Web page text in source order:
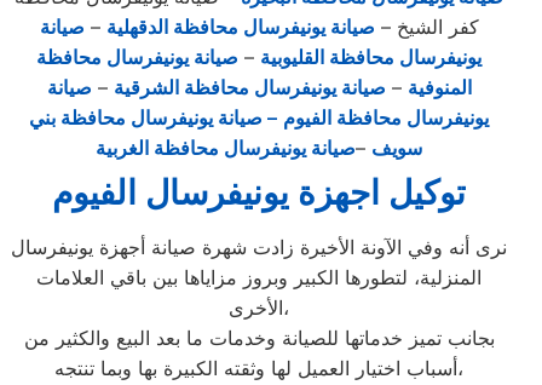
كفر الشيخ – صيانة يونيفرسال محافظة الدقهلية – صيانة
يونيفرسال محافظة القليوبية – صيانة يونيفرسال محافظة
المنوفية – صيانة يونيفرسال محافظة الشرقية – صيانة
يونيفرسال محافظة الفيوم – صيانة يونيفرسال محافظة بني
سويف –صيانة يونيفرسال محافظة الغربية
توكيل اجهزة يونيفرسال الفيوم
نرى أنه وفي الآونة الأخيرة زادت شهرة صيانة أجهزة يونيفرسال
المنزلية، لتطورها الكبير وبروز مزاياها بين باقي العلامات
الأخرى،
بجانب تميز خدماتها للصيانة وخدمات ما بعد البيع والكثير من
أسباب اختيار العميل لها وثقته الكبيرة بها وبما تنتجه،